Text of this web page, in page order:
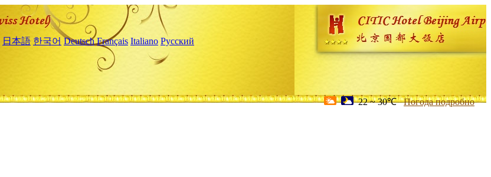
日本語 한국어 Deutsch Français Italiano Русский
22 ~ 30℃ Погода подробно